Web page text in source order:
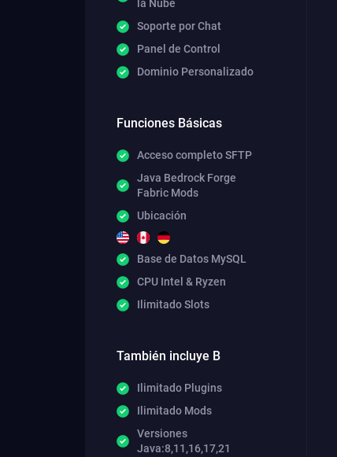
la Nube
Soporte por Chat
Panel de Control
Dominio Personalizado
Funciones Básicas
Acceso completo SFTP
Java Bedrock Forge
Fabric Mods
Ubicación
Base de Datos MySQL
CPU Intel & Ryzen
Ilimitado Slots
También incluye B
Ilimitado Plugins
Ilimitado Mods
Versiones
Java:8,11,16,17,21